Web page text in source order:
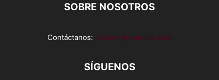
SOBRE NOSOTROS
Contáctanos: contact@yoursite.com
SÍGUENOS